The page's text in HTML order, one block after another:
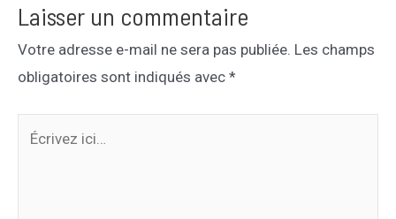
Laisser un commentaire
Votre adresse e-mail ne sera pas publiée. Les champs
obligatoires sont indiqués avec *